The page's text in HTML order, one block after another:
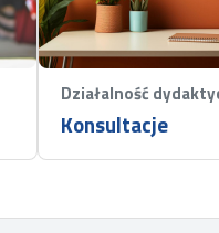
Działalność
Konsultacje